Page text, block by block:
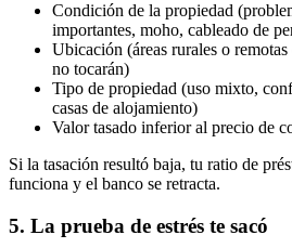
Condición de la propiedad
importantes, moho, cableado de
Ubicación (áreas rurales o
no tocarán)
Tipo de propiedad (uso mixto,
casas de alojamiento)
Valor tasado inferior al precio de
Si la tasación resultó baja, tu ratio de
funciona y el banco se retracta.
5. La prueba de estrés te sacó